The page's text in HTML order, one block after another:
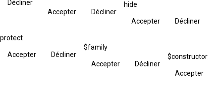
Décliner
Accepter Décliner
hide
Accepter Décliner
protect
Accepter Décliner
$family
Accepter Décliner
$constructor
Accepter